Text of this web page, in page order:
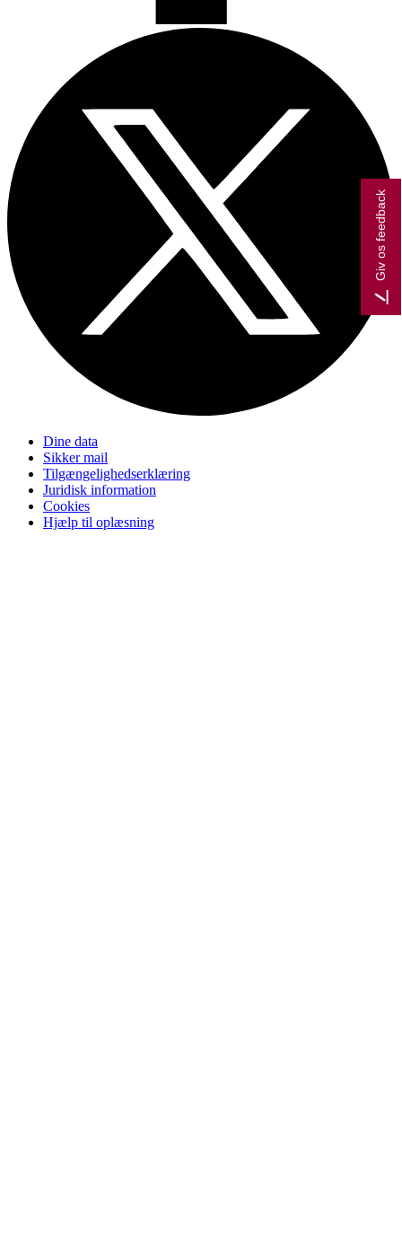
Dine data
Sikker mail
Tilgængelighedserklæring
Juridisk information
Cookies
Hjælp til oplæsning
Giv os feedback